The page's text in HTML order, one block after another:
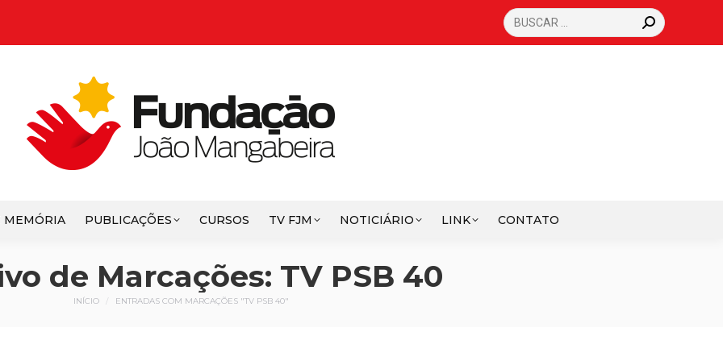
SEARCH:
MEMÓRIA PUBLICAÇÕES CURSOS TV FJM NOTICIÁRIO LINK CONTATO
de Marcações: TV PSB 40
Você está aqui:
INÍCIO ENTRADAS COM MARCAÇÕES "TV PSB 40"